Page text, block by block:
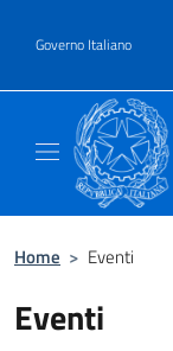
Governo Italiano
Home > Eventi
Eventi